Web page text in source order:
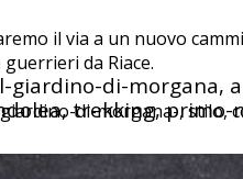
il via a un nuovo
da Riace.
di-morgana-, stilo,
giardino-di-morgana,
trekking, primo-